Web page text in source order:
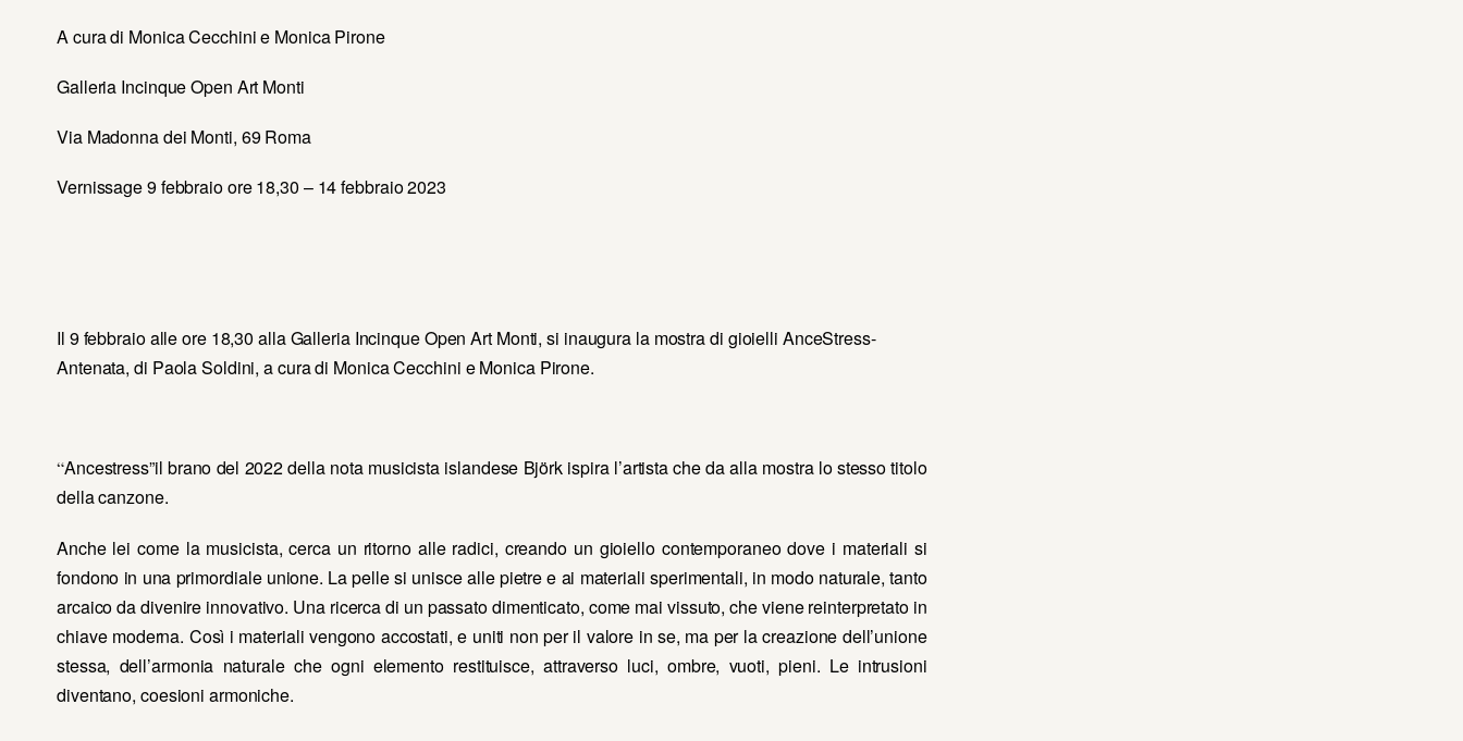
A cura di Monica Cecchini e Monica Pirone
Galleria Incinque Open Art Monti
Via Madonna dei Monti, 69 Roma
Vernissage 9 febbraio ore 18,30 – 14 febbraio 2023
Il 9 febbraio alle ore 18,30 alla Galleria Incinque Open Art Monti, si inaugura la mostra di gioielli AnceStress-
Antenata, di Paola Soldini, a cura di Monica Cecchini e Monica Pirone.
“Ancestress”il brano del 2022 della nota musicista islandese Björk ispira l’artista che da alla mostra lo stesso titolo
della canzone.
Anche lei come la musicista, cerca un ritorno alle radici, creando un gioiello contemporaneo dove i materiali si
fondono in una primordiale unione. La pelle si unisce alle pietre e ai materiali sperimentali, in modo naturale, tanto
arcaico da divenire innovativo. Una ricerca di un passato dimenticato, come mai vissuto, che viene reinterpretato in
chiave moderna. Così i materiali vengono accostati, e uniti non per il valore in se, ma per la creazione dell’unione
stessa, dell’armonia naturale che ogni elemento restituisce, attraverso luci, ombre, vuoti, pieni. Le intrusioni
diventano, coesioni armoniche.